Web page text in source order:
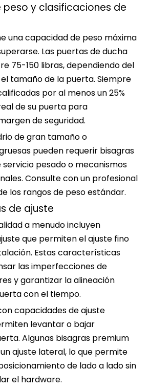
y clasificaciones de
una capacidad de peso máxima
Las puertas de ducha
75-150 libras, dependiendo del
tamaño de la puerta. Siempre
por al menos un 25%
de su puerta para
de seguridad.
de gran tamaño o
pueden requerir bisagras
servicio pesado o mecanismos
Consulte con un profesional
los rangos de peso estándar.
de ajuste
a menudo incluyen
que permiten el ajuste fino
Estas características
las imperfecciones de
y garantizar la alineación
con el tiempo.
capacidades de ajuste
levantar o bajar
Algunas bisagras premium
ajuste lateral, lo que permite
de lado a lado sin
el hardware.